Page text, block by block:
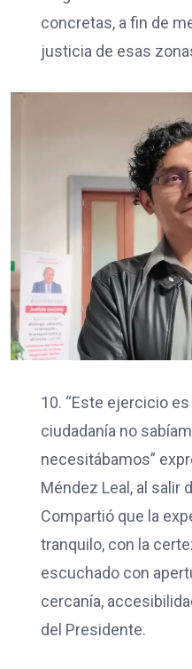
concretas, a fin de
justicia de esas
10. “Este ejercicio
ciudadanía no
necesitábamos”
Méndez Leal, al salir
Compartió que la
tranquilo, con la
escuchado con
cercanía,
del Presidente.